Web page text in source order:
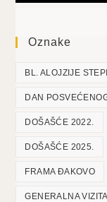
Oznake
BL. ALOJZIJE
DAN
DOŠAŠĆE 2022.
DOŠAŠĆE 2025.
FRAMA ĐAKOVO
GENERALNA